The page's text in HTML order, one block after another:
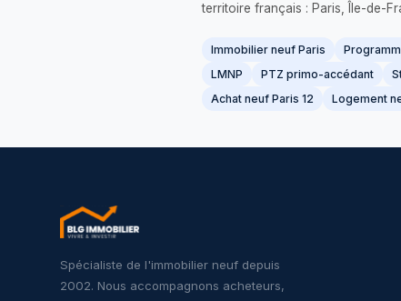
territoire français : Paris, Île-de-
Immobilier neuf Paris
LMNP
PTZ primo-accédant
Achat neuf Paris 12
Logement
Spécialiste de l'immobilier neuf depuis
2002. Nous accompagnons acheteurs,